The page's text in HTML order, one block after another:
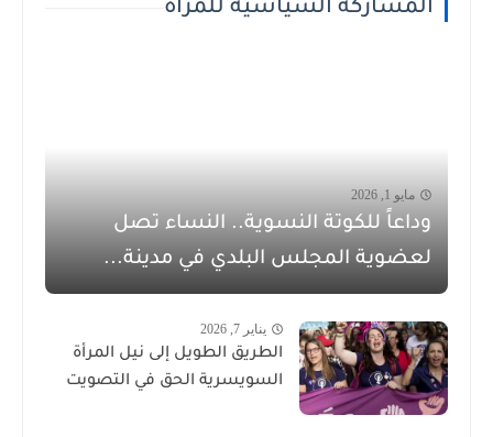
المشاركة السياسية للمرأة
مايو 1, 2026
وداعاً للكوتة النسوية.. النساء تصل
لعضوية المجلس البلدي في مدينة...
يناير 7, 2026
الطريق الطويل إلى نيل المرأة
السويسرية الحق في التصويت